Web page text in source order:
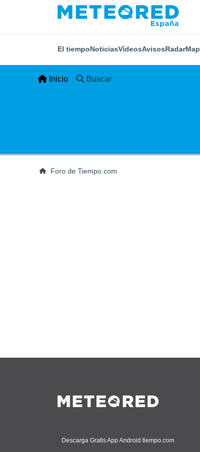
El tiempoNoticiasVídeosAvisosRadar
Inicio Buscar
Foro de Tiempo.com
Descarga Gratis App Android tiempo.com